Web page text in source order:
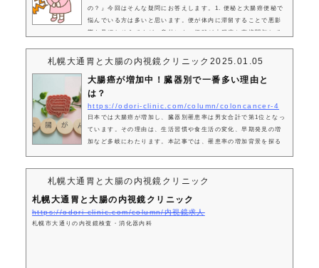
の？』今回はそんな疑問にお答えします。1. 便秘と大腸癌便秘で
悩んでいる方は多いと思います。便が体内に滞留することで悪影
響を及ぼしそうですが、意外にも、便秘が大腸癌と直接関与して
になるという明らかなデータはありません便秘が大腸癌の直接的
痢が頻繁にある人の方が大腸癌に...
札幌大通胃と大腸の内視鏡クリニック 2025.01.05
大腸癌が増加中！臓器別で一番多い理由と
は？
https://odori-clinic.com/column/coloncancer-4
日本では大腸癌が増加し、臓器別罹患率は男女合計で第1位となっ
ています。その理由は、生活習慣や食生活の変化、早期発見の増
加など多岐にわたります。本記事では、罹患率の増加背景を探る
現代において最もかかる可能性が高い癌の一つです。その理由
要因や年齢も関係しており、特に高齢者の罹患率が高いです。1.
1. 罹患率の増加とその背景近年、大...
札幌大通胃と大腸の内視鏡クリニック
札幌大通胃と大腸の内視鏡クリニック
https://odori-clinic.com/column/内視鏡求人
札幌市大通りの内視鏡検査・消化器内科